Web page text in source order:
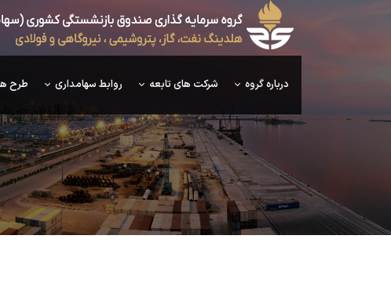
درباره گروه شرکت های تابعه روابط سهامداری طرح